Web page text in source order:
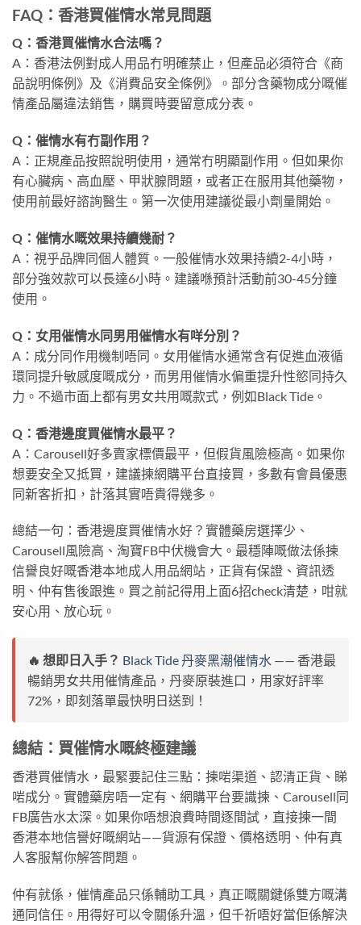
FAQ：香港買催情水常見問題
Q：香港買催情水合法嗎？
A：香港法例對成人用品冇明確禁止，但產品必須符合《商
品說明條例》及《消費品安全條例》。部分含藥物成分嘅催
情產品屬違法銷售，購買時要留意成分表。
Q：催情水有冇副作用？
A：正規產品按照說明使用，通常冇明顯副作用。但如果你
有心臟病、高血壓、甲狀腺問題，或者正在服用其他藥物，
使用前最好諮詢醫生。第一次使用建議從最小劑量開始。
Q：催情水嘅效果持續幾耐？
A：視乎品牌同個人體質。一般催情水效果持續2-4小時，
部分強效款可以長達6小時。建議喺預計活動前30-45分鐘
使用。
Q：女用催情水同男用催情水有咩分別？
A：成分同作用機制唔同。女用催情水通常含有促進血液循
環同提升敏感度嘅成分，而男用催情水偏重提升性慾同持久
力。不過市面上都有男女共用嘅款式，例如Black Tide。
Q：香港邊度買催情水最平？
A：Carousell好多賣家標價最平，但假貨風險極高。如果你
想要安全又抵買，建議揀網購平台直接買，多數有會員優惠
同新客折扣，計落其實唔貴得幾多。
總結一句：香港邊度買催情水好？實體藥房選擇少、
Carousell風險高、淘寶FB中伏機會大。最穩陣嘅做法係揀
信譽良好嘅香港本地成人用品網站，正貨有保證、資訊透
明、仲有售後跟進。買之前記得用上面6招check清楚，咁就
安心用、放心玩。
🔥 想即日入手？ Black Tide 丹麥黑潮催情水 —— 香港最
暢銷男女共用催情產品，丹麥原裝進口，用家好評率
72%，即刻落單最快明日送到！
總結：買催情水嘅終極建議
香港買催情水，最緊要記住三點：揀啱渠道、認清正貨、睇
啱成分。實體藥房唔一定有、網購平台要識揀、Carousell同
FB廣告水太深。如果你唔想浪費時間逐間試，直接揀一間
香港本地信譽好嘅網站——貨源有保證、價格透明、仲有真
人客服幫你解答問題。
仲有就係，催情產品只係輔助工具，真正嘅關鍵係雙方嘅溝
通同信任。用得好可以令關係升溫，但千祈唔好當佢係解決